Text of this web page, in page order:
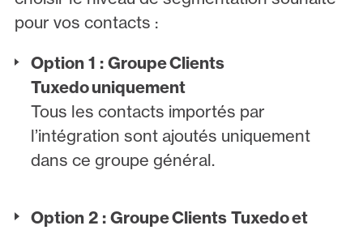
pour vos contacts :
Option 1 : Groupe Clients
Tuxedo uniquement
Tous les contacts importés par
l’intégration sont ajoutés uniquement
dans ce groupe général.
Option 2 : Groupe Clients Tuxedo et